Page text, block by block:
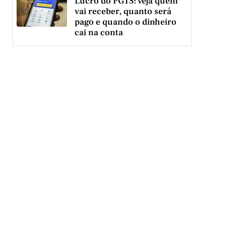
vai receber, quanto será
pago e quando o dinheiro
cai na conta